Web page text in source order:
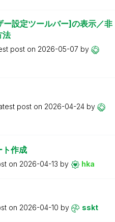
設定ツールバー]の表示／非
法
post on 2026-05-07 by
post on 2026-04-24 by
ト作成
on 2026-04-13 by hka
on 2026-04-10 by sskt